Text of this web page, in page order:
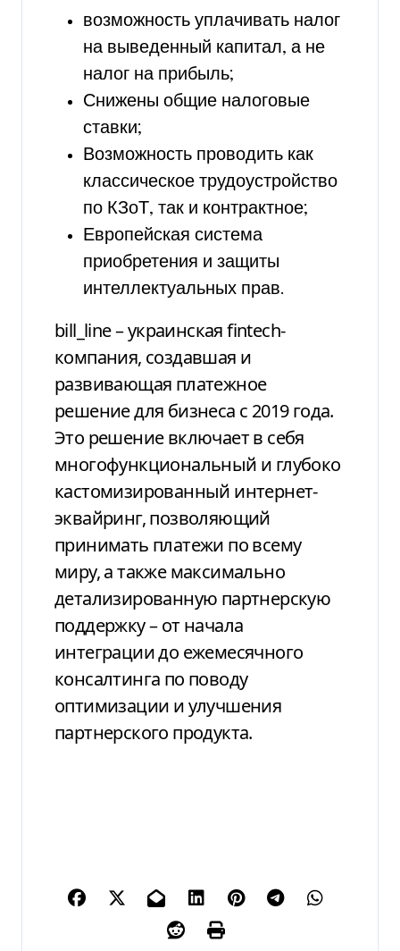
возможность уплачивать налог
на выведенный капитал, а не
налог на прибыль;
Снижены общие налоговые
ставки;
Возможность проводить как
классическое трудоустройство
по КЗоТ, так и контрактное;
Европейская система
приобретения и защиты
интеллектуальных прав.
bill_line – украинская fintech-
компания, создавшая и
развивающая платежное
решение для бизнеса с 2019 года.
Это решение включает в себя
многофункциональный и глубоко
кастомизированный интернет-
эквайринг, позволяющий
принимать платежи по всему
миру, а также максимально
детализированную партнерскую
поддержку – от начала
интеграции до ежемесячного
консалтинга по поводу
оптимизации и улучшения
партнерского продукта.